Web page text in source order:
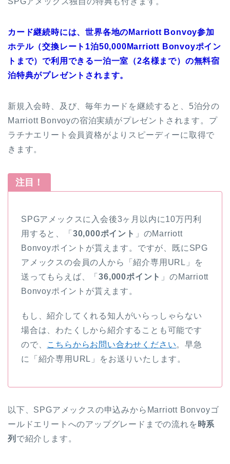
カード継続時には、世界各地のMarriott Bonvoy参加
ホテル（交換レート1泊50,000Marriott Bonvoyポイン
トまで）で利用できる一泊一室（2名様まで）の無料宿
泊特典がプレゼントされます。
新規入会時、及び、毎年カードを継続すると、5泊分の
Marriott Bonvoyの宿泊実績がプレゼントされます。プ
ラチナエリート会員資格がよりスピーディーに取得で
きます。
注目！
SPGアメックスに入会後3ヶ月以内に10万円利
用すると、「 30,000ポイント 」のMarriott
Bonvoyポイントが貰えます。ですが、既にSPG
アメックスの会員の人から「紹介専用URL」を
送ってもらえば、「36,000ポイント 」のMarriott
Bonvoyポイントが貰えます。
もし、紹介してくれる知人がいらっしゃらない
場合は、わたくしから紹介することも可能です
ので、 こちらからお問い合わせください。早急
に「紹介専用URL」をお送りいたします。
以下、SPGアメックスの申込みからMarriott Bonvoyゴ
ールドエリートへのアップグレードまでの流れを 時系
列 で紹介します。